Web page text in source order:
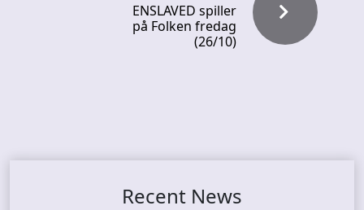
ENSLAVED spiller
på Folken fredag
(26/10)
Recent News